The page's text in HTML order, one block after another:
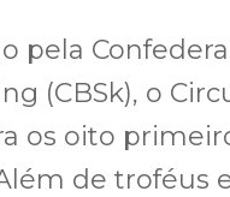
pela
(CBSk), o
os oito
de troféus